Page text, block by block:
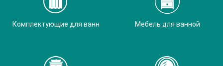
Комплектующие для ванн Мебель для ванной